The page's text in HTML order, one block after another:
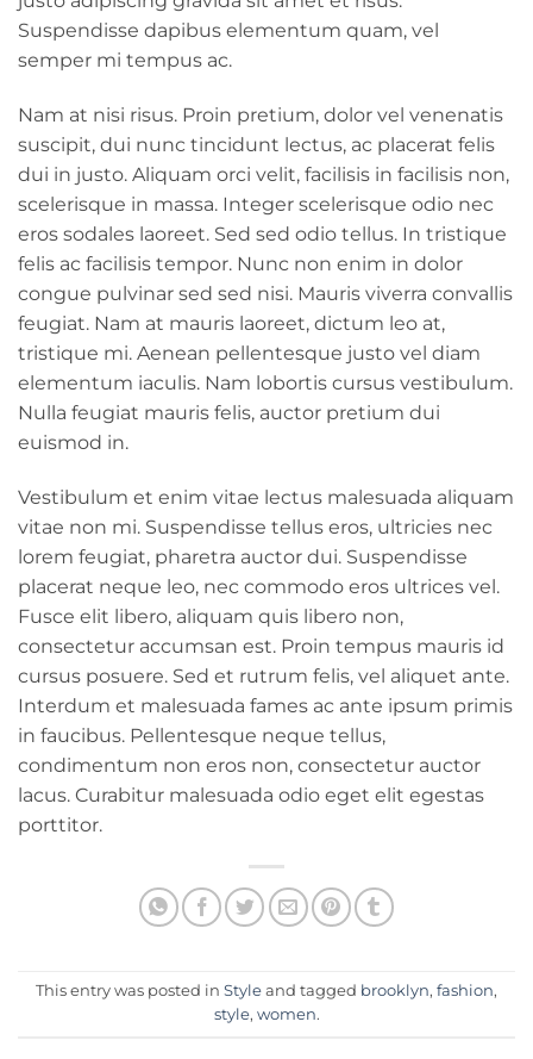
Suspendisse dapibus elementum quam, vel
semper mi tempus ac.
Nam at nisi risus. Proin pretium, dolor vel venenatis
suscipit, dui nunc tincidunt lectus, ac placerat felis
dui in justo. Aliquam orci velit, facilisis in facilisis non,
scelerisque in massa. Integer scelerisque odio nec
eros sodales laoreet. Sed sed odio tellus. In tristique
felis ac facilisis tempor. Nunc non enim in dolor
congue pulvinar sed sed nisi. Mauris viverra convallis
feugiat. Nam at mauris laoreet, dictum leo at,
tristique mi. Aenean pellentesque justo vel diam
elementum iaculis. Nam lobortis cursus vestibulum.
Nulla feugiat mauris felis, auctor pretium dui
euismod in.
Vestibulum et enim vitae lectus malesuada aliquam
vitae non mi. Suspendisse tellus eros, ultricies nec
lorem feugiat, pharetra auctor dui. Suspendisse
placerat neque leo, nec commodo eros ultrices vel.
Fusce elit libero, aliquam quis libero non,
consectetur accumsan est. Proin tempus mauris id
cursus posuere. Sed et rutrum felis, vel aliquet ante.
Interdum et malesuada fames ac ante ipsum primis
in faucibus. Pellentesque neque tellus,
condimentum non eros non, consectetur auctor
lacus. Curabitur malesuada odio eget elit egestas
porttitor.
This entry was posted in Style and tagged brooklyn, fashion,
style, women.